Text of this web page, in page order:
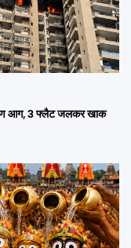
आग, 3 फ्लैट जलकर खाक